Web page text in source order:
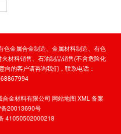
色金属合金制造、金属材料制造、有色
材料销售、石油制品销售(不含危险化
向的客户请咨询我们，联系电话：
合金材料有限公司 网站地图 XML 备案
20013690号
41050502000218